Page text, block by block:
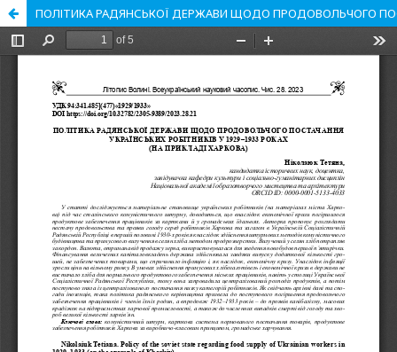
ПОЛІТИКА РАДЯНСЬКОЇ ДЕРЖАВИ ЩОДО ПРОДОВОЛЬЧОГО